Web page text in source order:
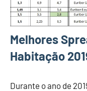
Melhores
Habitação
Durante o ano de